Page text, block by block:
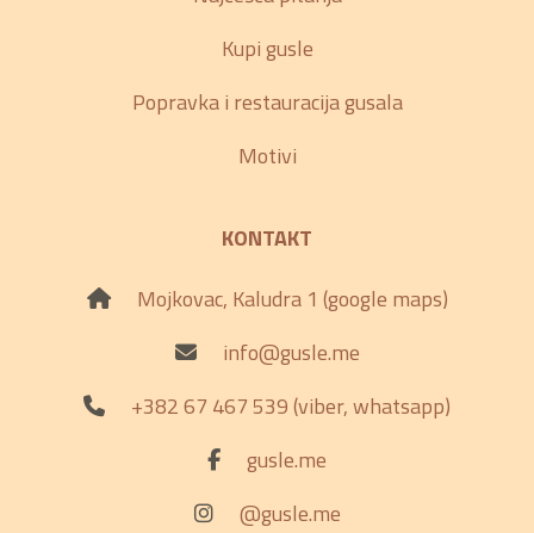
Kupi gusle
Popravka i restauracija gusala
Motivi
KONTAKT
Mojkovac, Kaludra 1 (google maps)
info@gusle.me
+382 67 467 539 (viber, whatsapp)
gusle.me
@gusle.me